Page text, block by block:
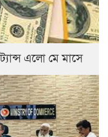
এলো মে মাসে